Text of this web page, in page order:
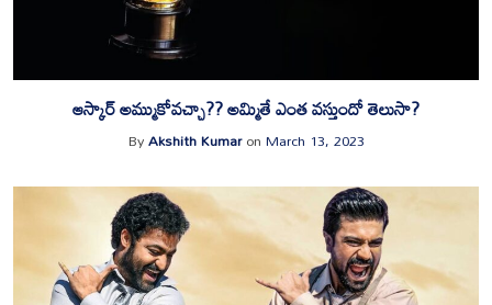
ఆస్కార్ అమ్ముకోవచ్చా?? అమ్మితే ఎంత వస్తుందో తెలుసా?
ByAkshith KumaronMarch 13, 2023